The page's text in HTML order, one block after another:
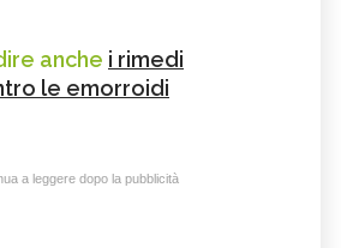
anche i rimedi
le emorroidi
a leggere dopo la pubblicità